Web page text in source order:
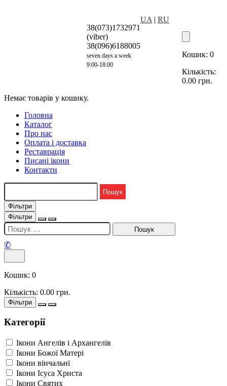
38(073)1732971
(viber)
38(096)6188005
seven days a week
9:00-18:00
UA | RU
Кошик: 0
Кількість:
0.00 грн.
Немає товарів у кошику.
Головна
Каталог
Про нас
Оплата і доставка
Реставрація
Писані ікони
Контакти
Фільтри
Фільтри
✆
Кошик: 0
Кількість: 0.00 грн.
Фільтри
Категорії
Ікони Ангелів і Архангелів
Ікони Божої Матері
Ікони вінчальні
Ікони Ісуса Христа
Ікони Святих